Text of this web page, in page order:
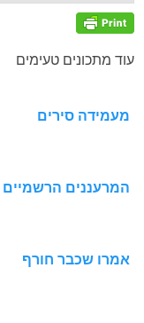
עוד מתכונים טעימים
מעמידה סירים
המרעננים הרשמיים
אמרו שכבר חורף